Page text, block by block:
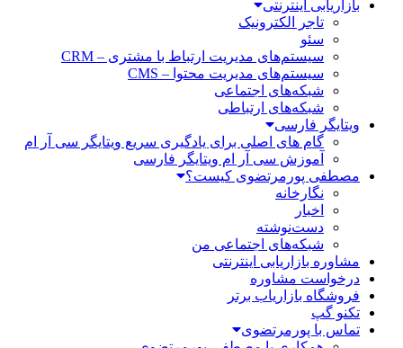
بازاریابی اینترنتی
تاجر الکترونیک
سئو
سیستم‌های مدیریت ارتباط با مشتری – CRM
سیستم‌های مدیریت محتوا – CMS
شبکه‌های اجتماعی
شبکه‌های ارتباطی
ویتایگر فارسی
گام های اصلی برای یادگیری سریع ویتایگر سی آر ام
آموزش سی آر ام ویتایگر فارسی
مصطفی پورمرتضوی کیست؟
نگارخانه
اخبار
دست‌نوشته
شبکه‌های اجتماعی من
مشاوره بازاریابی اینترنتی
درخواست مشاوره
فروشگاه بازاریاب برتر
تکنو گپ
تماس با پورمرتضوی